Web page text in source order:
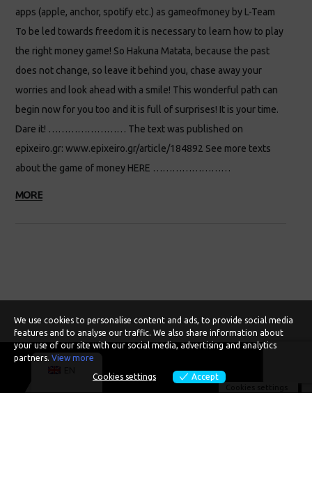
apps (apple, anchor, spotify etc.) as gameofmoney by L-Team
To be led towards freedom it is necessary to learn how to play
the right money game! So Hakuna Matata, because the past
does not change, so leave it behind you, chase away your
worries and look ahead with a smile! This wonderful path can
begin now for you too and it is full of surprises! It is your time.
Dare it! …………………… The text was published on
epixeiro.gr: www.epixeiro.gr/article/184892 See more texts
about the game of money HERE ……………………
MORE
We use cookies to personalise content and ads, to provide social media
features and to analyse our traffic. We also share information about
your use of our site with our social media, advertising and analytics
partners. View more
Cookies settings Accept